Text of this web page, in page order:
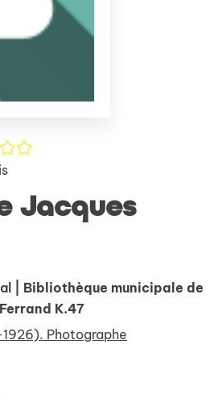
Jacques
| Bibliothèque municipale de
K.47
Photographe